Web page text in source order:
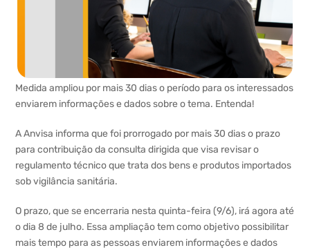
Medida ampliou por mais 30 dias o período para os interessados
enviarem informações e dados sobre o tema. Entenda!
A Anvisa informa que foi prorrogado por mais 30 dias o prazo
para contribuição da consulta dirigida que visa revisar o
regulamento técnico que trata dos bens e produtos importados
sob vigilância sanitária.
O prazo, que se encerraria nesta quinta-feira (9/6), irá agora até
o dia 8 de julho. Essa ampliação tem como objetivo possibilitar
mais tempo para as pessoas enviarem informações e dados